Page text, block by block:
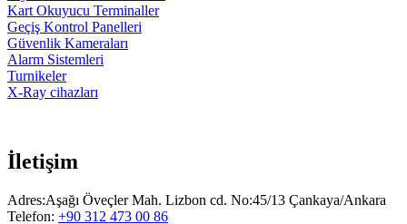
Kart Okuyucu Terminaller
Geçiş Kontrol Panelleri
Güvenlik Kameraları
Alarm Sistemleri
Turnikeler
X-Ray cihazları
İletişim
Adres:Aşağı Öveçler Mah. Lizbon cd. No:45/13 Çankaya/Ankara
Telefon: +90 312 473 00 86